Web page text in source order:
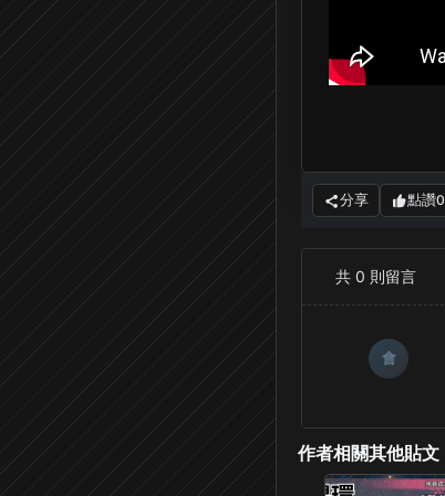
分享 點讚0
共 0 則留言
會
作者相關其他貼文